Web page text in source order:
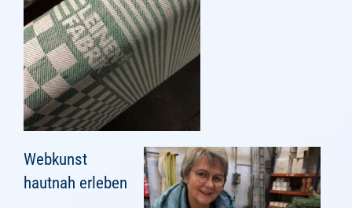
Webkunst
hautnah erleben